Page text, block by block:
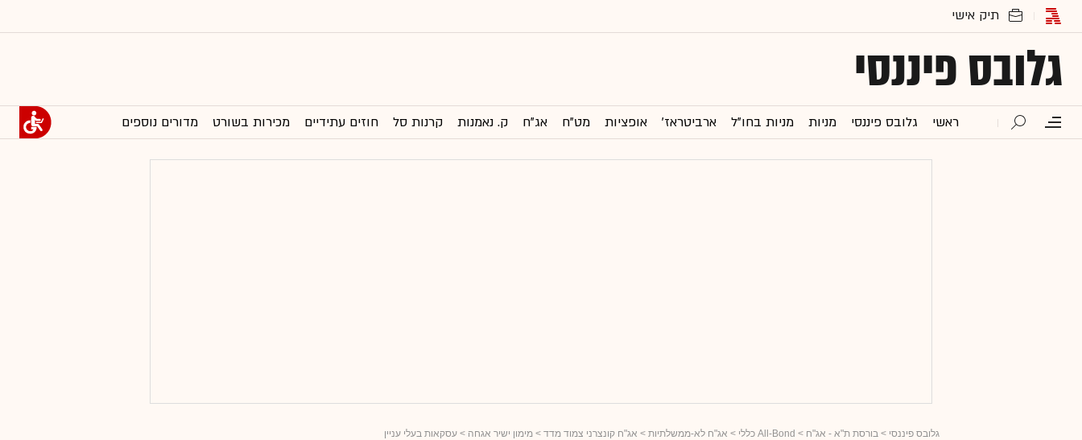
גלובס פיננסי
ראשי גלובס פיננסי מניות מניות בחו"ל ארביטראז' אופציות מט"ח אג"ח ק. נאמנות קרנות סל חוזים עתידיים מכירות בשורט מדורים נוספים
גלובס פיננסי > בורסת ת"א - אג"ח > All-Bond כללי > אג"ח לא-ממשלתיות > אג"ח קונצרני צמוד מדד > מימון ישיר אגחה > עסקאות בעלי עניין